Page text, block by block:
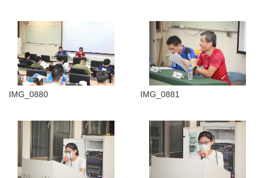
IMG_0880 IMG_0881